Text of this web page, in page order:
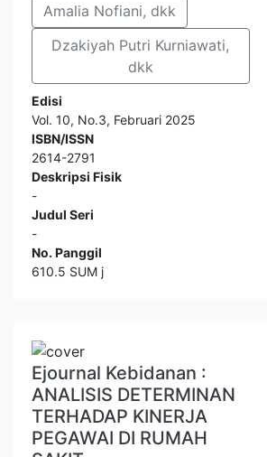
Amalia Nofiani, dkk
Dzakiyah Putri Kurniawati,
dkk
Edisi
Vol. 10, No.3, Februari 2025
ISBN/ISSN
2614-2791
Deskripsi Fisik
-
Judul Seri
-
No. Panggil
610.5 SUM j
Ejournal Kebidanan :
ANALISIS DETERMINAN
TERHADAP KINERJA
PEGAWAI DI RUMAH